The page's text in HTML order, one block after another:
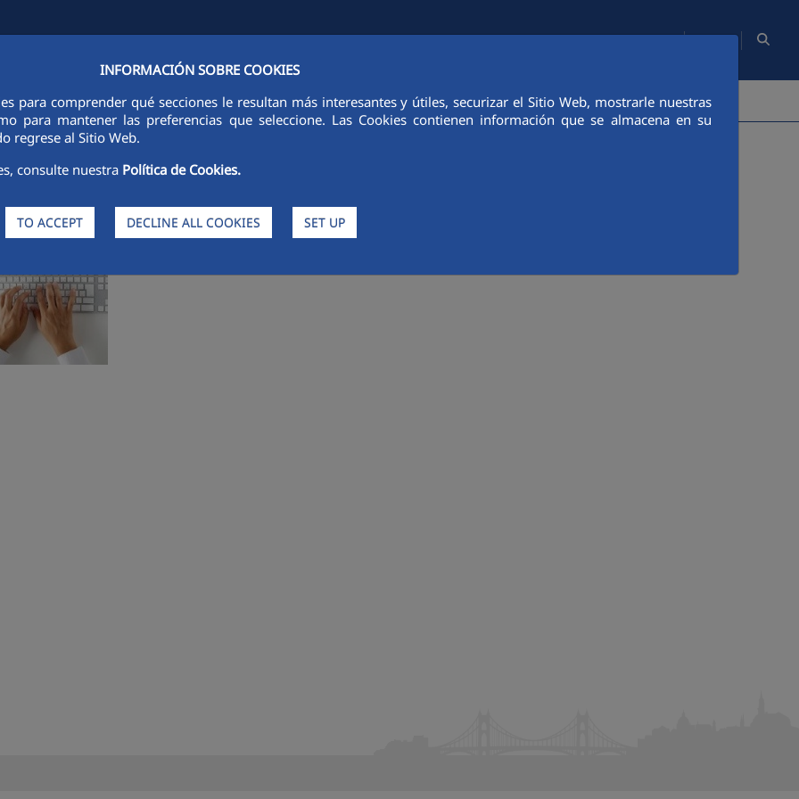
INFORMACIÓN SOBRE COOKIES
para comprender qué secciones le resultan más interesantes y útiles, securizar el Sitio Web, mostrarle nuestras
para mantener las preferencias que seleccione. Las Cookies contienen información que se almacena en su
regrese al Sitio Web.
consulte nuestra Política de Cookies.
TO ACCEPT DECLINE ALL COOKIES SET UP
Site Map Media Room Contact EN
FCC CITY SUSTAINABILITY ETHICS AND INTEGRITY PEOPLE MEDIA
the corporate network by clicking on the appropriate link. Must be identified by introducing user